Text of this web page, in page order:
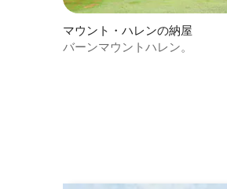
マウント・ハレンの納屋
バーンマウントハレン。